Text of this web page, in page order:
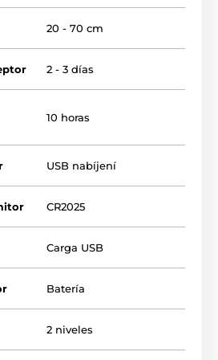
le ayudará a adiestrar a su
correa hasta una distancia de 16
Este collar es adecuado para el
aficionados a corta distancia.
corrección
20 - 70 cm
2 - 3 días
10 horas
USB nabíjení
CR2025
Carga USB
Batería
2 niveles